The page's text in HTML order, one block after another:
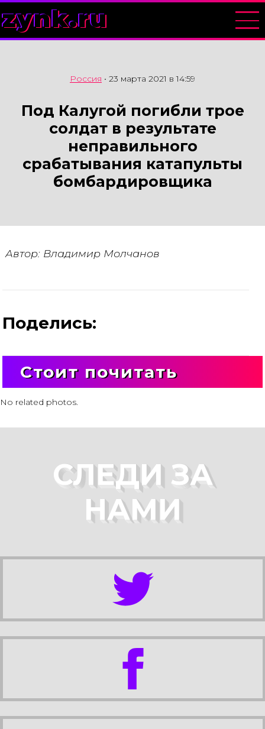
zynk.ru
Россия • 23 марта 2021 в 14:59
Под Калугой погибли трое
солдат в результате
неправильного
срабатывания катапульты
бомбардировщика
Автор: Владимир Молчанов
Поделись:
Стоит почитать
No related photos.
СЛЕДИ ЗА
НАМИ